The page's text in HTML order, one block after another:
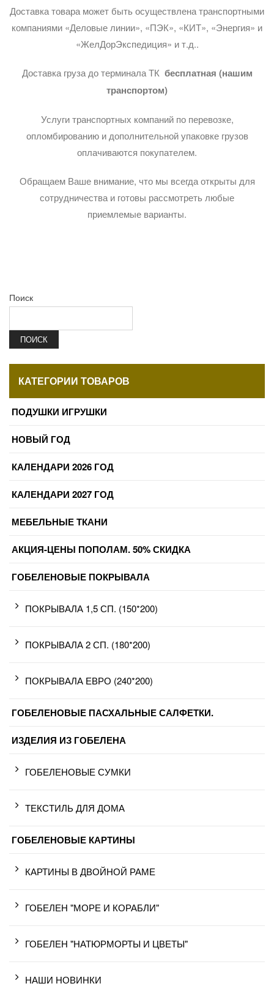
Доставка товара может быть осуществлена транспортными
компаниями «Деловые линии», «ПЭК», «КИТ», «Энергия» и
«ЖелДорЭкспедиция» и т.д..
Доставка груза до терминала ТК бесплатная (нашим
транспортом)
Услуги транспортных компаний по перевозке,
опломбированию и дополнительной упаковке грузов
оплачиваются покупателем.
Обращаем Ваше внимание, что мы всегда открыты для
сотрудничества и готовы рассмотреть любые
приемлемые варианты.
Поиск
ПОИСК
КАТЕГОРИИ ТОВАРОВ
ПОДУШКИ ИГРУШКИ
НОВЫЙ ГОД
КАЛЕНДАРИ 2026 ГОД
КАЛЕНДАРИ 2027 ГОД
МЕБЕЛЬНЫЕ ТКАНИ
АКЦИЯ-ЦЕНЫ ПОПОЛАМ. 50% СКИДКА
ГОБЕЛЕНОВЫЕ ПОКРЫВАЛА
ПОКРЫВАЛА 1,5 СП. (150*200)
ПОКРЫВАЛА 2 СП. (180*200)
ПОКРЫВАЛА ЕВРО (240*200)
ГОБЕЛЕНОВЫЕ ПАСХАЛЬНЫЕ САЛФЕТКИ.
ИЗДЕЛИЯ ИЗ ГОБЕЛЕНА
ГОБЕЛЕНОВЫЕ СУМКИ
ТЕКСТИЛЬ ДЛЯ ДОМА
ГОБЕЛЕНОВЫЕ КАРТИНЫ
КАРТИНЫ В ДВОЙНОЙ РАМЕ
ГОБЕЛЕН "МОРЕ И КОРАБЛИ"
ГОБЕЛЕН "НАТЮРМОРТЫ И ЦВЕТЫ"
НАШИ НОВИНКИ